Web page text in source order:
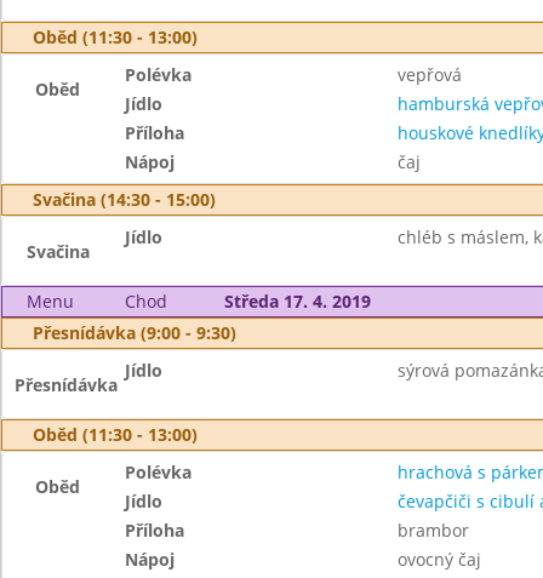
Oběd (11:30 - 13:00)
Oběd
Polévka
vepřová
Jídlo
hamburská
Příloha
houskové
Nápoj
čaj
Svačina (14:30 - 15:00)
Svačina
Jídlo chléb s máslem,
Menu Chod
Středa 17. 4. 2019
Přesnídávka (9:00 - 9:30)
Přesnídávka
Jídlo sýrová
Oběd (11:30 - 13:00)
Oběd
Polévka
hrachová s
Jídlo
čevapčiči s cibulí
Příloha
brambor
Nápoj
ovocný čaj